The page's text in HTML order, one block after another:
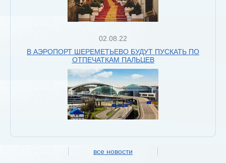
02.08.22
В АЭРОПОРТ ШЕРЕМЕТЬЕВО БУДУТ ПУСКАТЬ ПО
ОТПЕЧАТКАМ ПАЛЬЦЕВ
все новости